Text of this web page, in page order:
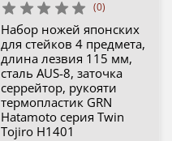
(0)
Набор ножей японских
для стейков 4 предмета,
длина лезвия 115 мм,
сталь AUS-8, заточка
серрейтор, рукояти
термопластик GRN
Hatamoto серия Twin
Tojiro H1401